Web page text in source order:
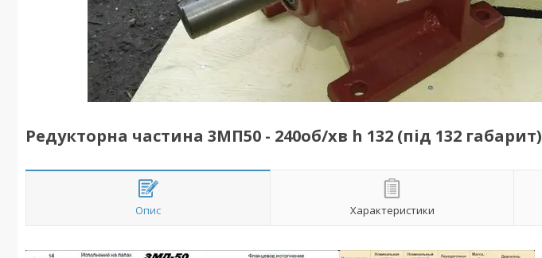
Редукторна частина 3МП50 - 240об/хв h 132 (під 132 габарит)
Опис Характеристики